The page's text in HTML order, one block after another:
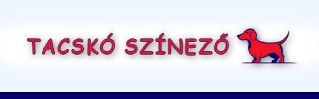
tartalomba